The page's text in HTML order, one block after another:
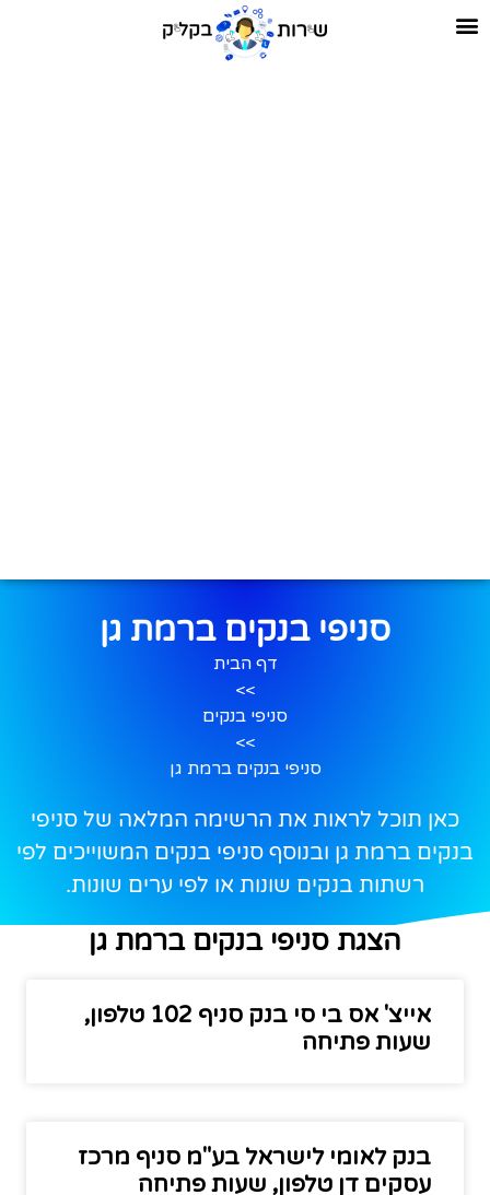
סניפי בנקים ברמת גן
דף הבית
>>
סניפי בנקים
>>
סניפי בנקים ברמת גן
כאן תוכל לראות את הרשימה המלאה של סניפי
בנקים ברמת גן ובנוסף סניפי בנקים המשוייכים לפי
רשתות בנקים שונות או לפי ערים שונות.
הצגת סניפי בנקים ברמת גן
אייצ' אס בי סי בנק סניף 102 טלפון,
שעות פתיחה
בנק לאומי לישראל בע"מ סניף מרכז
עסקים דן טלפון, שעות פתיחה